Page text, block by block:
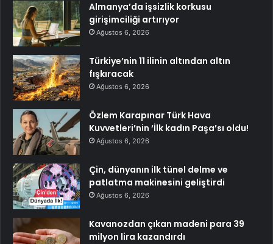
Almanya’da işsizlik korkusu
girişimciliği artırıyor
Ağustos 6, 2026
Türkiye’nin 11 ilinin altından altın
fışkıracak
Ağustos 6, 2026
Özlem Karapınar Türk Hava
Kuvvetleri’nin ‘İlk kadın Paşa’sı oldu!
Ağustos 6, 2026
Çin, dünyanın ilk tünel delme ve
patlatma makinesini geliştirdi
Ağustos 6, 2026
Kavanozdan çıkan madeni para 39
milyon lira kazandırdı